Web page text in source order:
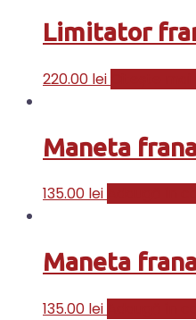
Limitator
220.00 lei
Maneta
135.00 lei
Maneta
135.00 lei